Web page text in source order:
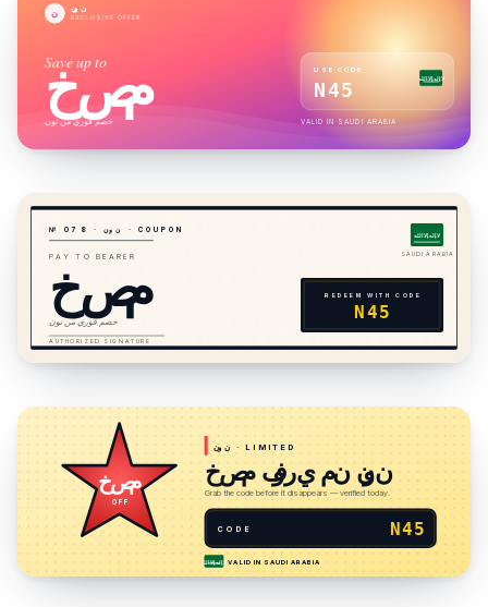
ن نون
EXCLUSIVE OFFER
Save up to
خصم
خصم فوري من نون
USE CODE
N45
لا إله إلا الله
VALID IN SAUDI ARABIA
№ 0 7 8 · نون · COUPON
PAY TO BEARER
خصم
خصم فوري من نون
AUTHORIZED SIGNATURE
لا إله إلا الله
SAUDI ARABIA
REDEEM WITH CODE
N45
خصم
OFF
نون · LIMITED
خصم فوري من نون
Grab the code before it disappears — verified today.
CODE N45
لا إله إلا الله VALID IN SAUDI ARABIA